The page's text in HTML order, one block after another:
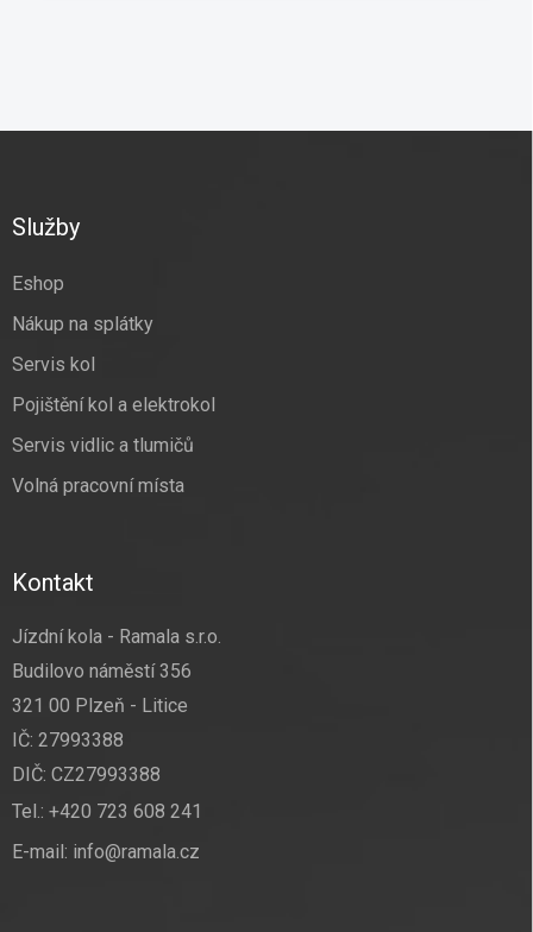
Služby
Eshop
Nákup na splátky
Servis kol
Pojištění kol a elektrokol
Servis vidlic a tlumičů
Volná pracovní místa
Kontakt
Jízdní kola - Ramala s.r.o.
Budilovo náměstí 356
321 00 Plzeň - Litice
IČ: 27993388
DIČ: CZ27993388
Tel.: +420 723 608 241
E-mail: info@ramala.cz